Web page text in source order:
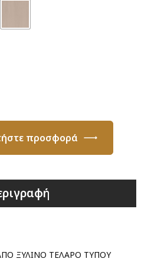
προσφορά
ΞΥΛΙΝΟ ΤΕΛΑΡΟ ΤΥΠΟΥ